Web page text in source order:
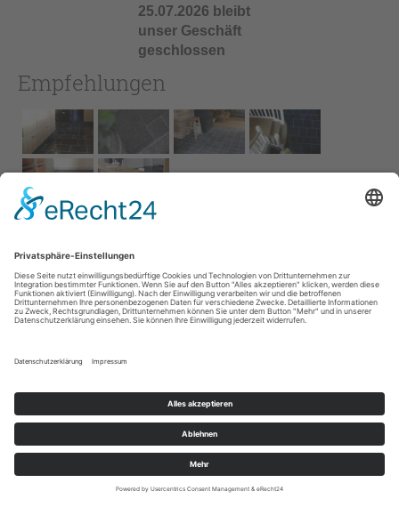
25.07.2026 bleibt
unser Geschäft
geschlossen
Empfehlungen
Impressum
AGB
Service
Cookie-Einstellungen Home Kontakt
© 2026 Naturstein Vonderhecken